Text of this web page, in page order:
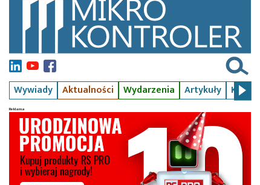
Wywiady Aktualności Wydarzenia Artykuły Kursy